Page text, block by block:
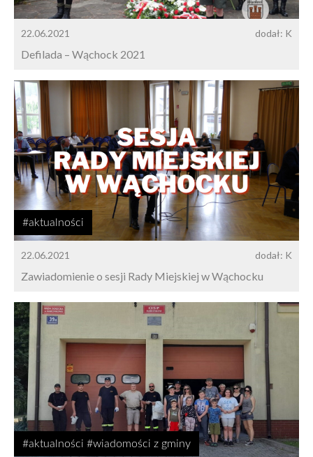
22.06.2021 dodał: K
Defilada – Wąchock 2021
#aktualności
22.06.2021 dodał: K
Zawiadomienie o sesji Rady Miejskiej w Wąchocku
#aktualności #wiadomości z gminy